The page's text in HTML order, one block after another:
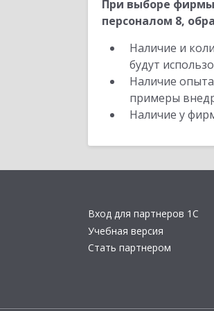
При выборе
персоналом 8,
Наличие и
будут
Наличие
примеры
Наличие у
Вход для партнеров 1С
Учебная версия
Стать партнером